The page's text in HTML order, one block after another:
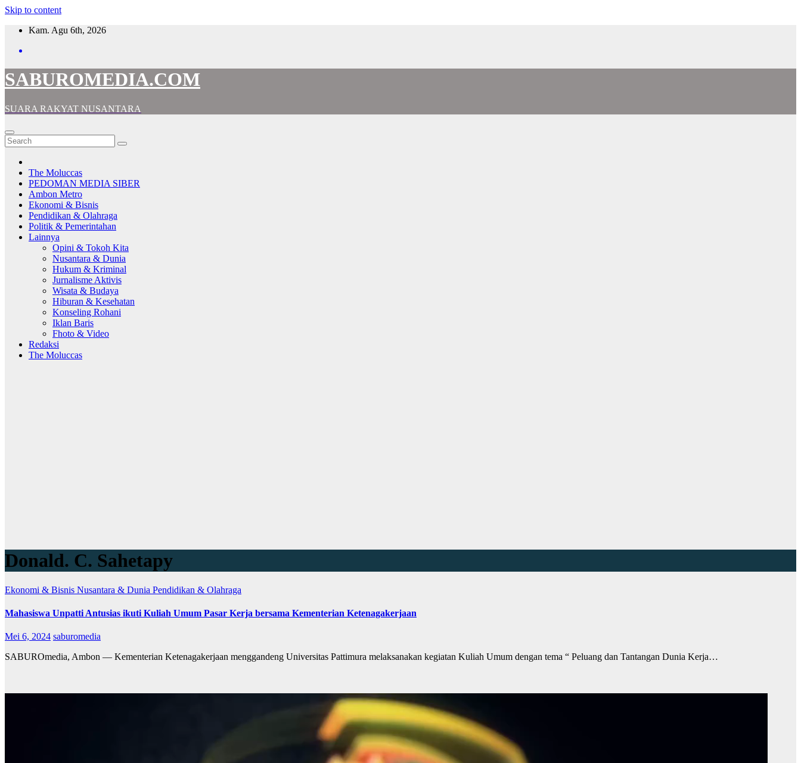
Skip to content
Kam. Agu 6th, 2026
SABUROMEDIA.COM
SUARA RAKYAT NUSANTARA
The Moluccas
PEDOMAN MEDIA SIBER
Ambon Metro
Ekonomi & Bisnis
Pendidikan & Olahraga
Politik & Pemerintahan
Lainnya
Opini & Tokoh Kita
Nusantara & Dunia
Hukum & Kriminal
Jurnalisme Aktivis
Wisata & Budaya
Hiburan & Kesehatan
Konseling Rohani
Iklan Baris
Fhoto & Video
Redaksi
The Moluccas
Donald. C. Sahetapy
Ekonomi & Bisnis Nusantara & Dunia Pendidikan & Olahraga
Mahasiswa Unpatti Antusias ikuti Kuliah Umum Pasar Kerja bersama Kementerian Ketenagakerjaan
Mei 6, 2024 saburomedia
SABUROmedia, Ambon — Kementerian Ketenagakerjaan menggandeng Universitas Pattimura melaksanakan kegiatan Kuliah Umum dengan tema “ Peluang dan Tantangan Dunia Kerja…